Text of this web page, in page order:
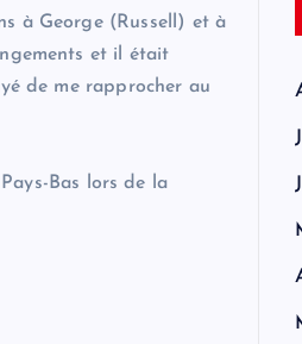
à George (Russell) et à
et il était
de me rapprocher au
Bas lors de la